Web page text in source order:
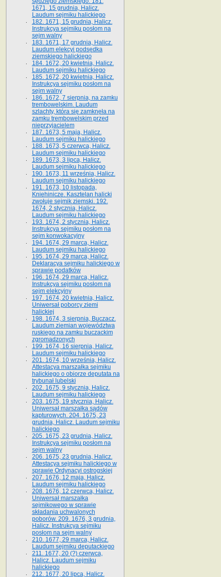
1671, 15 grudnia, Halicz.
Laudum sejmiku halickiego
182. 1671, 15 grudnia, Halicz.
Instrukcya sejmiku posłom na
sejm walny
183. 1671, 17 grudnia, Halicz.
Laudum elekcyi podsędka
ziemskiego halickiego
184. 1672, 20 kwietnia, Halicz.
Laudum sejmiku halickiego
185. 1672, 20 kwietnia, Halicz.
Instrukcya sejmiku posłom na
sejm walny
186. 1672, 7 sierpnia, na zamku
trembowelskim. Laudum
szlachty, która się zamknęła na
zamku trembowelskim przed
nieprzyjacielem
187. 1673, 5 maja, Halicz.
Laudum sejmiku halickiego
188. 1673, 5 czerwca, Halicz.
Laudum sejmiku halickiego
189. 1673, 3 lipca, Halicz.
Laudum sejmiku halickiego
190. 1673, 11 września, Halicz.
Laudum sejmiku halickiego
191. 1673, 10 listopada,
Kniehinicze. Kasztelan halicki
zwołuje sejmik ziemski. 192.
1674, 2 stycznia, Halicz.
Laudum sejmiku halickiego
193. 1674, 2 stycznia, Halicz.
Instrukcya sejmiku posłom na
sejm konwokacyjny
194. 1674, 29 marca, Halicz.
Laudum sejmiku halickiego
195. 1674, 29 marca, Halicz.
Deklaracya sejmiku halickiego w
sprawie podatków
196. 1674, 29 marca, Halicz.
Instrukcya sejmiku posłom na
sejm elekcyjny
197. 1674, 20 kwietnia, Halicz.
Uniwersał poborcy ziemi
halickiej
198. 1674, 3 sierpnia, Buczacz.
Laudum ziemian województwa
ruskiego na zamku buczackim
zgromadzonych
199. 1674, 16 sierpnia, Halicz.
Laudum sejmiku halickiego
201. 1674, 10 września, Halicz.
Attestacya marszałka sejmiku
halickiego o obiorze deputata na
trybunał lubelski
202. 1675, 9 stycznia, Halicz.
Laudum sejmiku halickiego
203. 1675, 19 stycznia, Halicz.
Uniwersał marszałka sądów
kapturowych. 204. 1675, 23
grudnia, Halicz. Laudum sejmiku
halickiego
205. 1675, 23 grudnia, Halicz.
Instrukcya sejmiku posłom na
sejm walny
206. 1675, 23 grudnia, Halicz.
Attestacya sejmiku halickiego w
sprawie Ordynacyi ostrogskiej
207. 1676, 12 maja, Halicz.
Laudum sejmiku halickiego
208. 1676, 12 czerwca, Halicz.
Uniwersał marszałka
sejmikowego w sprawie
składania uchwalonych
poborów. 209. 1676, 3 grudnia,
Halicz. Instrukcya sejmiku
posłom na sejm walny
210. 1677, 29 marca, Halicz.
Laudum sejmiku deputackiego
211. 1677, 20 (?) czerwca,
Halicz. Laudum sejmiku
halickiego
212. 1677, 20 lipca, Halicz.